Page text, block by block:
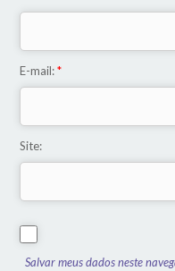
E-mail:*
Site:
Salvar meus dados neste